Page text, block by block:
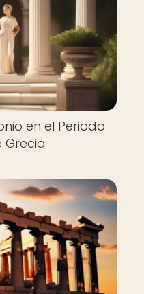
en el Periodo
Grecia